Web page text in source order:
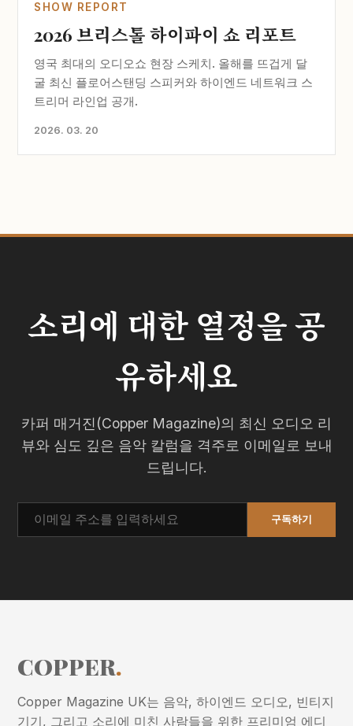
SHOW REPORT
2026 브리스톨 하이파이 쇼 리포트
영국 최대의 오디오쇼 현장 스케치. 올해를 뜨겁게 달
굴 최신 플로어스탠딩 스피커와 하이엔드 네트워크 스
트리머 라인업 공개.
2026. 03. 20
소리에 대한 열정을 공
유하세요
카퍼 매거진(Copper Magazine)의 최신 오디오 리
뷰와 심도 깊은 음악 칼럼을 격주로 이메일로 보내
드립니다.
구독하기
COPPER.
Copper Magazine UK는 음악, 하이엔드 오디오, 빈티지
기기, 그리고 소리에 미친 사람들을 위한 프리미엄 에디